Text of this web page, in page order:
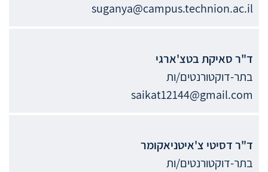
suganya@campus.technion.ac.il
ד"רסאיקתבטצ'ארגי
בתר-דוקטורנטים/ות
saikat12144@gmail.com
ד"רדסיטי צ'איטניאקומר
בתר-דוקטורנטים/ות